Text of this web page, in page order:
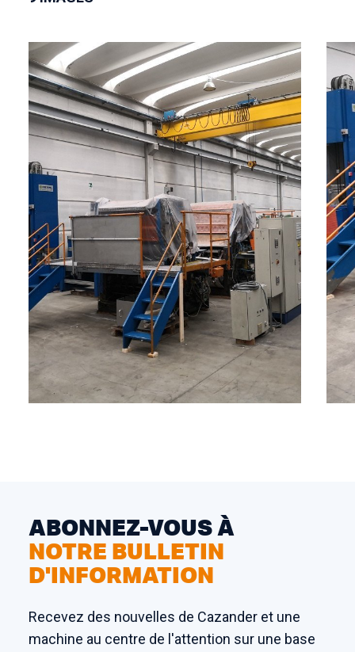
ABONNEZ-VOUS À
NOTRE BULLETIN
D'INFORMATION
Recevez des nouvelles de Cazander et une
machine au centre de l'attention sur une base